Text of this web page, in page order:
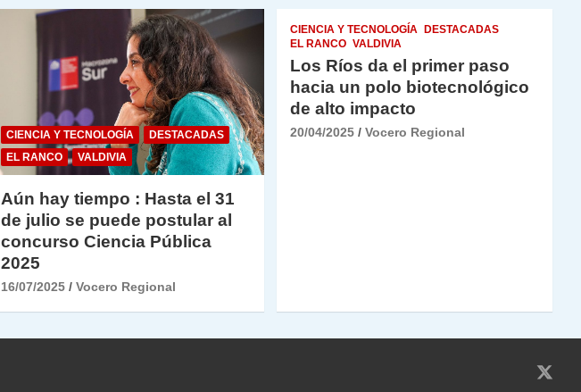
CIENCIA Y TECNOLOGÍA
DESTACADAS
EL RANCO
VALDIVIA
Aún hay tiempo : Hasta el 31
de julio se puede postular al
concurso Ciencia Pública
2025
16/07/2025 Vocero Regional
CIENCIA Y TECNOLOGÍA
DESTACADAS
EL RANCO VALDIVIA
Los Ríos da el primer paso
hacia un polo biotecnológico
de alto impacto
20/04/2025 Vocero Regional